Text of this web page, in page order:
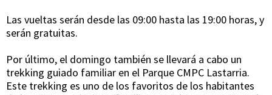
Las vueltas serán desde las 09:00 hasta las 19:00 horas, y
serán gratuitas.
Por último, el domingo también se llevará a cabo un
trekking guiado familiar en el Parque CMPC Lastarria.
Este trekking es uno de los favoritos de los habitantes